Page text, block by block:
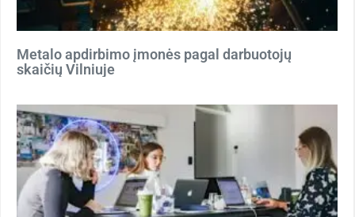
Metalo apdirbimo įmonės pagal darbuotojų
skaičių Vilniuje